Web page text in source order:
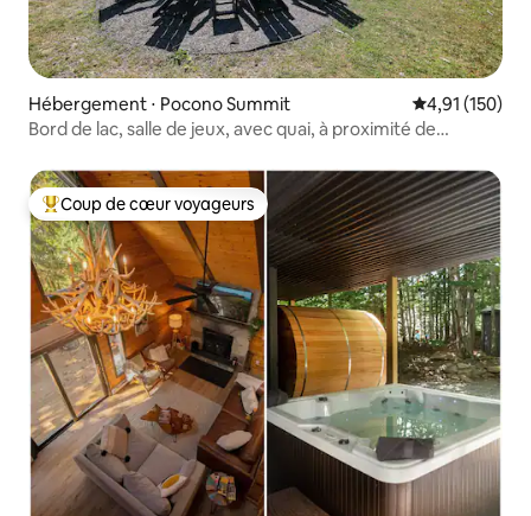
Hébergement ⋅ Pocono Summit Évaluation
4,91 (150)
Bord de lac, salle de jeux, avec quai, à proximité de
Coups de cœur voyageurs les plus appréciés
Coup de cœur voyageurs